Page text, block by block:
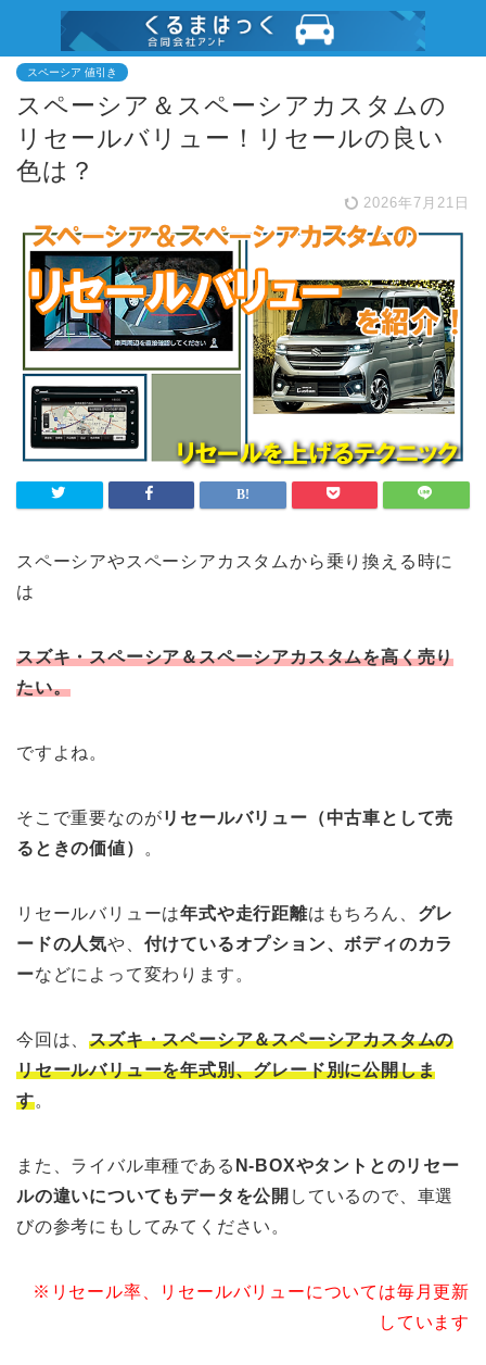
スペーシア 値引き
スペーシア＆スペーシアカスタムの
リセールバリュー！リセールの良い
色は？
2026年7月21日
スペーシアやスペーシアカスタムから乗り換える時に
は
スズキ・スペーシア＆スペーシアカスタムを高く売り
たい。
ですよね。
そこで重要なのがリセールバリュー（中古車として売
るときの価値）
。
リセールバリューは年式や走行距離はもちろん、 グレ
ードの人気や、 付けているオプション、ボディのカラ
ーなどによって変わります。
今回は、スズキ・スペーシア＆スペーシアカスタムの
リセールバリューを年式別、グレード別に公開しま
す。
また、ライバル車種である N-BOXやタントとのリセー
ルの違いについてもデータを公開 しているので、車選
びの参考にもしてみてください。
※リセール率、リセールバリューについては毎月更新
しています